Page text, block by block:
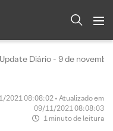
Diário - 9 de
2021 08:08:02 • Atualizado em
09/11/2021 08:08:03
1 minuto de leitura